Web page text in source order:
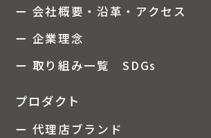
ー 会社概要・沿革・アクセス
ー 企業理念
ー 取り組み一覧 SDGs
プロダクト
ー 代理店ブランド